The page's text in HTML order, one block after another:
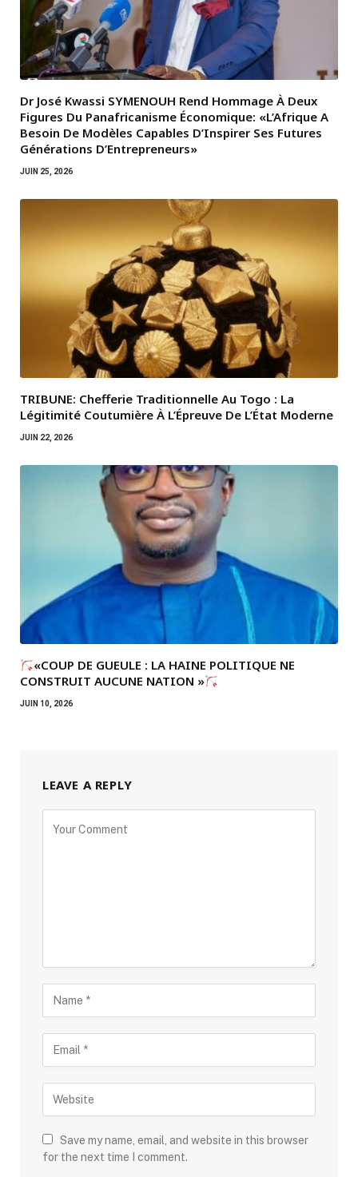
Dr José Kwassi SYMENOUH Rend Hommage À Deux
Figures Du Panafricanisme Économique: «L’Afrique A
Besoin De Modèles Capables D’Inspirer Ses Futures
Générations D’Entrepreneurs»
JUIN 25, 2026
TRIBUNE: Chefferie Traditionnelle Au Togo : La
Légitimité Coutumière À L’Épreuve De L’État Moderne
JUIN 22, 2026
«COUP DE GUEULE : LA HAINE POLITIQUE NE
CONSTRUIT AUCUNE NATION »
JUIN 10, 2026
LEAVE A REPLY
Save my name, email, and website in this browser
for the next time I comment.